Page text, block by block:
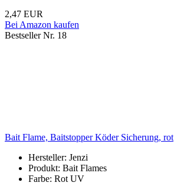
2,47 EUR
Bei Amazon kaufen
Bestseller Nr. 18
Bait Flame, Baitstopper Köder Sicherung, rot
Hersteller: Jenzi
Produkt: Bait Flames
Farbe: Rot UV